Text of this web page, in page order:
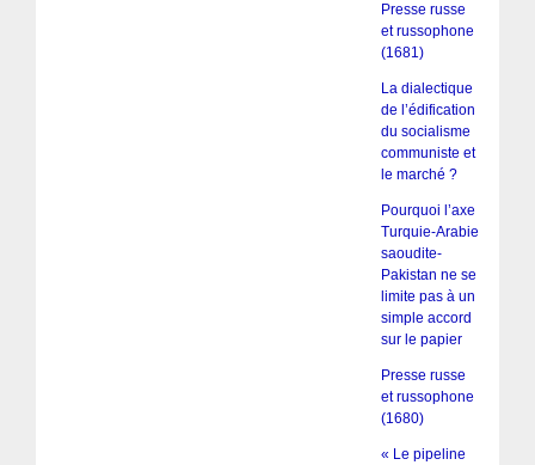
Presse russe
et russophone
(1681)
La dialectique
de l’édification
du socialisme
communiste et
le marché ?
Pourquoi l’axe
Turquie-Arabie
saoudite-
Pakistan ne se
limite pas à un
simple accord
sur le papier
Presse russe
et russophone
(1680)
« Le pipeline